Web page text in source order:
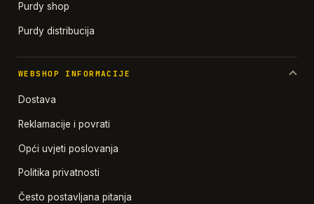
Purdy shop
Purdy distribucija
WEBSHOP INFORMACIJE
Dostava
Reklamacije i povrati
Opći uvjeti poslovanja
Politika privatnosti
Često postavljana pitanja